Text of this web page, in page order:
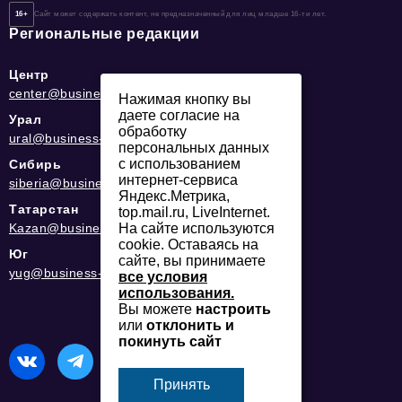
16+ Сайт может содержать контент, не предназначенный для лиц младше 16-ти лет.
Региональные редакции
Центр
center@business-magazine.online
Урал
ural@business-magazine.online
Сибирь
siberia@business-magazine.online
Татарстан
Kazan@business-magazine.online
Юг
yug@business-magazine.online
Нажимая кнопку вы
даете согласие на
обработку
персональных данных
с использованием
интернет-сервиса
Яндекс.Метрика,
top.mail.ru, LiveInternet.
На сайте используются
cookie. Оставаясь на
сайте, вы принимаете
все условия
использования.
Вы можете настроить
или отклонить и
покинуть сайт
Принять